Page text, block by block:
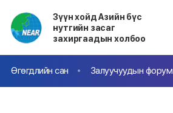
Зүүн хойд Азийн бүс
нутгийн засаг
захиргаадын холбоо
Өгөгдлийн сан Залуучуудын форум